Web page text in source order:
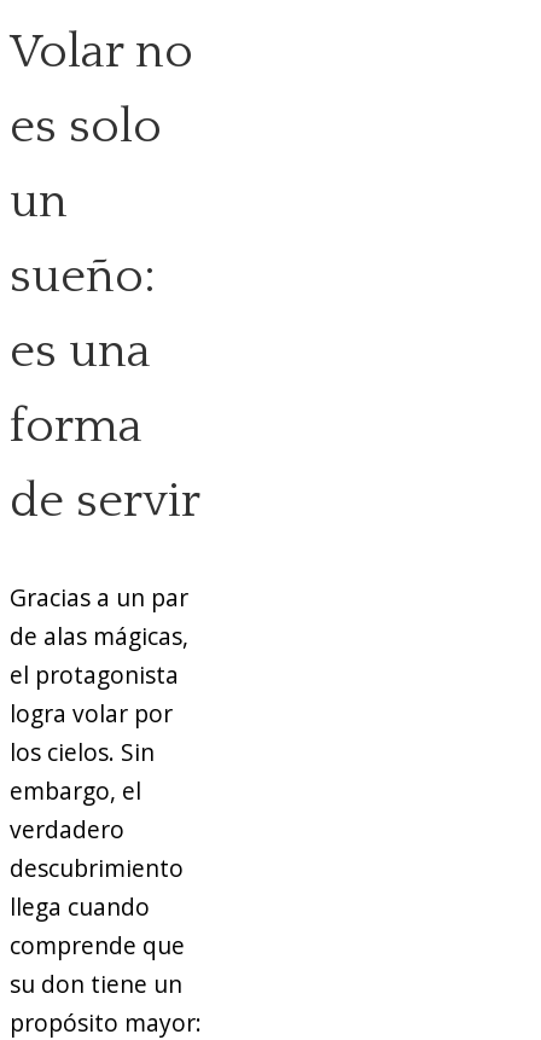
Volar no
es solo
un
sueño:
es una
forma
de servir
Gracias a un par
de alas mágicas,
el protagonista
logra volar por
los cielos. Sin
embargo, el
verdadero
descubrimiento
llega cuando
comprende que
su don tiene un
propósito mayor: